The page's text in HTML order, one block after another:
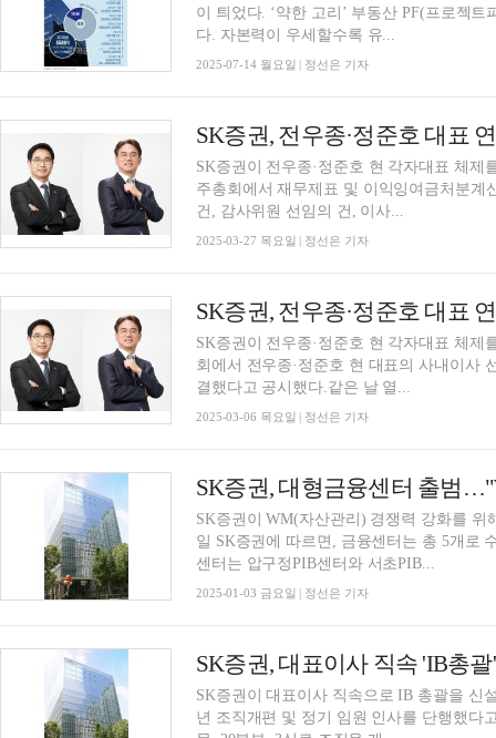
이 틔었다. ‘약한 고리’ 부동산 PF(프로젝
다. 자본력이 우세할수록 유...
2025-07-14 월요일 | 정선은 기자
SK증권, 전우종·정준호 대표
SK증권이 전우종·정준호 현 각자대표 체제
주총회에서 재무제표 및 이익잉여금처분
건, 감사위원 선임의 건, 이사...
2025-03-27 목요일 | 정선은 기자
SK증권, 전우종·정준호 대표
SK증권이 전우종·정준호 현 각자대표 체제
회에서 전우종·정준호 현 대표의 사내이사
결했다고 공시했다.같은 날 열...
2025-03-06 목요일 | 정선은 기자
SK증권, 대형금융센터 출범
SK증권이 WM(자산관리) 경쟁력 강화를
일 SK증권에 따르면, 금융센터는 총 5개로
센터는 압구정PIB센터와 서초PIB...
2025-01-03 금요일 | 정선은 기자
SK증권, 대표이사 직속 'IB총
SK증권이 대표이사 직속으로 IB 총괄을 신
년 조직개편 및 정기 임원 인사를 단행했다